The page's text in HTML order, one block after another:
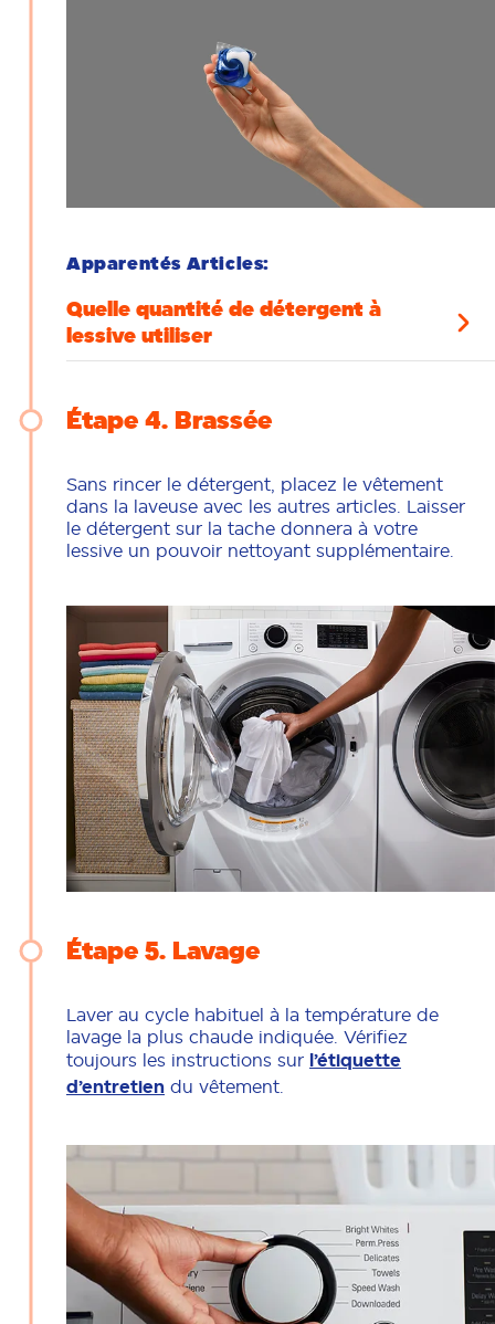
Apparentés Articles:
Quelle quantité de détergent à
lessive utiliser
Étape 4 Brassée
Sans rincer le détergent, placez le vêtement
dans la laveuse avec les autres articles. Laisser
le détergent sur la tache donnera à votre
lessive un pouvoir nettoyant supplémentaire.
Étape 5 Lavage
Laver au cycle habituel à la température de
lavage la plus chaude indiquée. Vérifiez
toujours les instructions sur l’étiquette
d’entretien du vêtement.